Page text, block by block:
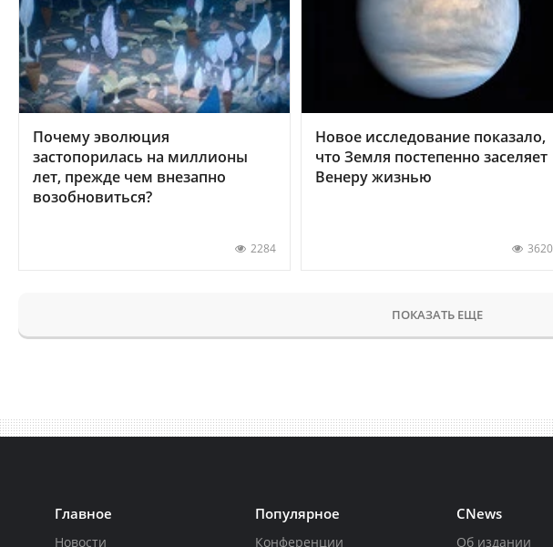
Почему эволюция
застопорилась на миллионы
лет, прежде чем внезапно
возобновиться?
2284
Новое исследование показало,
что Земля постепенно заселяет
Венеру жизнью
ПОКАЗАТЬ ЕЩЕ
Главное
Новости
Популярное
Конференции
CNews
Об издании